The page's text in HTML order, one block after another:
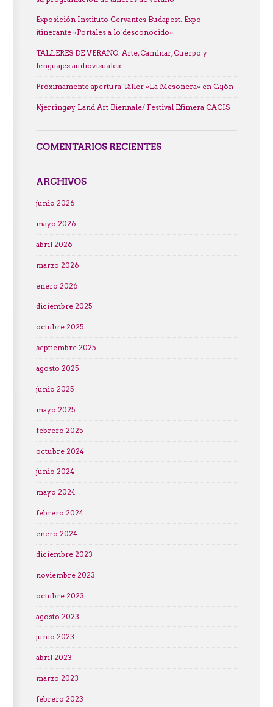
Exposición Instituto Cervantes Budapest. Expo
itinerante «Portales a lo desconocido»
TALLERES DE VERANO. Arte, Caminar, Cuerpo y
lenguajes audiovisuales
Próximamente apertura Taller «La Mesonera» en Gijón
Kjerringøy Land Art Biennale/ Festival Efimera CACIS
COMENTARIOS RECIENTES
ARCHIVOS
junio 2026
mayo 2026
abril 2026
marzo 2026
enero 2026
diciembre 2025
octubre 2025
septiembre 2025
agosto 2025
junio 2025
mayo 2025
febrero 2025
octubre 2024
junio 2024
mayo 2024
febrero 2024
enero 2024
diciembre 2023
noviembre 2023
octubre 2023
agosto 2023
junio 2023
abril 2023
marzo 2023
febrero 2023